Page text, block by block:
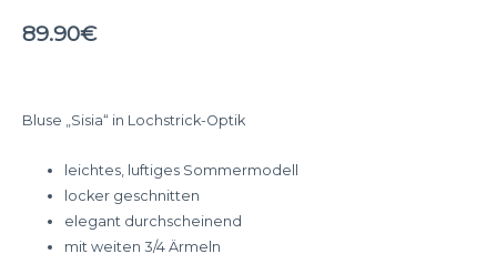
89.90€
Bluse „Sisia“ in Lochstrick-Optik
leichtes, luftiges Sommermodell
locker geschnitten
elegant durchscheinend
mit weiten 3/4 Ärmeln